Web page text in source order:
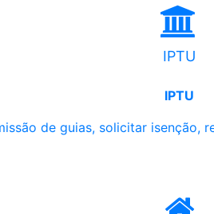
IPTU
IPTU
de guias, solicitar isenção,